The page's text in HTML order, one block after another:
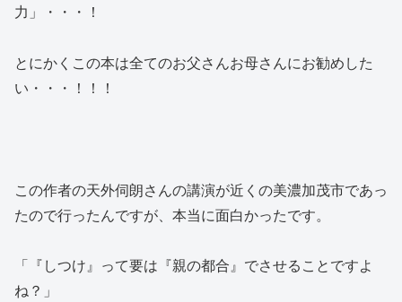
力」・・・！
とにかくこの本は全てのお父さんお母さんにお勧めした
い・・・！！！
この作者の天外伺朗さんの講演が近くの美濃加茂市であっ
たので行ったんですが、本当に面白かったです。
「『しつけ』って要は『親の都合』でさせることですよ
ね？」